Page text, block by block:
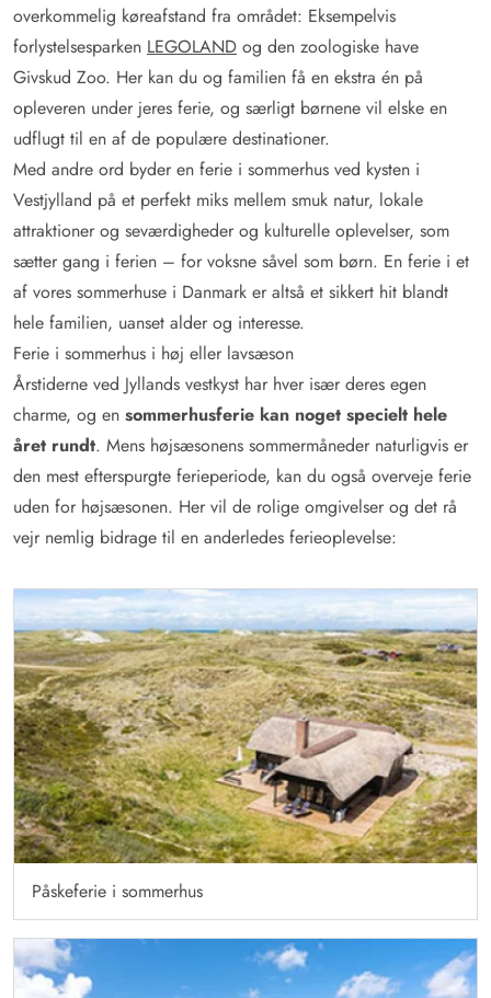
overkommelig køreafstand fra området: Eksempelvis
forlystelsesparken LEGOLAND og den zoologiske have
Givskud Zoo. Her kan du og familien få en ekstra én på
opleveren under jeres ferie, og særligt børnene vil elske en
udflugt til en af de populære destinationer.
Med andre ord byder en ferie i sommerhus ved kysten i
Vestjylland på et perfekt miks mellem smuk natur, lokale
attraktioner og seværdigheder og kulturelle oplevelser, som
sætter gang i ferien – for voksne såvel som børn. En ferie i et
af vores sommerhuse i Danmark er altså et sikkert hit blandt
hele familien, uanset alder og interesse.
Ferie i sommerhus i høj eller lavsæson
Årstiderne ved Jyllands vestkyst har hver især deres egen
charme, og en sommerhusferie kan noget specielt hele
året rundt. Mens højsæsonens sommermåneder naturligvis er
den mest efterspurgte ferieperiode, kan du også overveje ferie
uden for højsæsonen. Her vil de rolige omgivelser og det rå
vejr nemlig bidrage til en anderledes ferieoplevelse:
Påskeferie i sommerhus